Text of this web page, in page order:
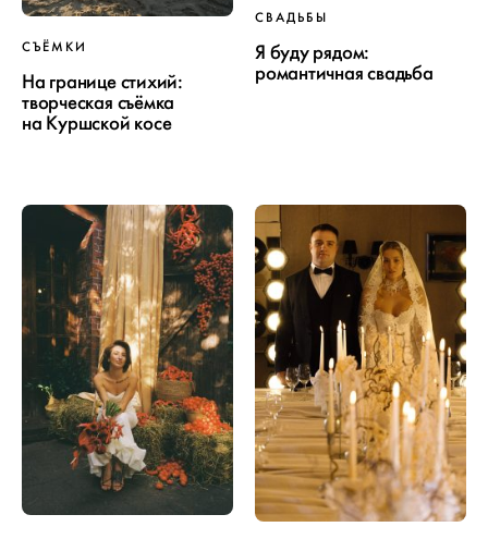
СЪЁМКИ
На границе стихий:
творческая съёмка
на Куршской косе
СВАДЬБЫ
Я буду рядом:
романтичная свадьба